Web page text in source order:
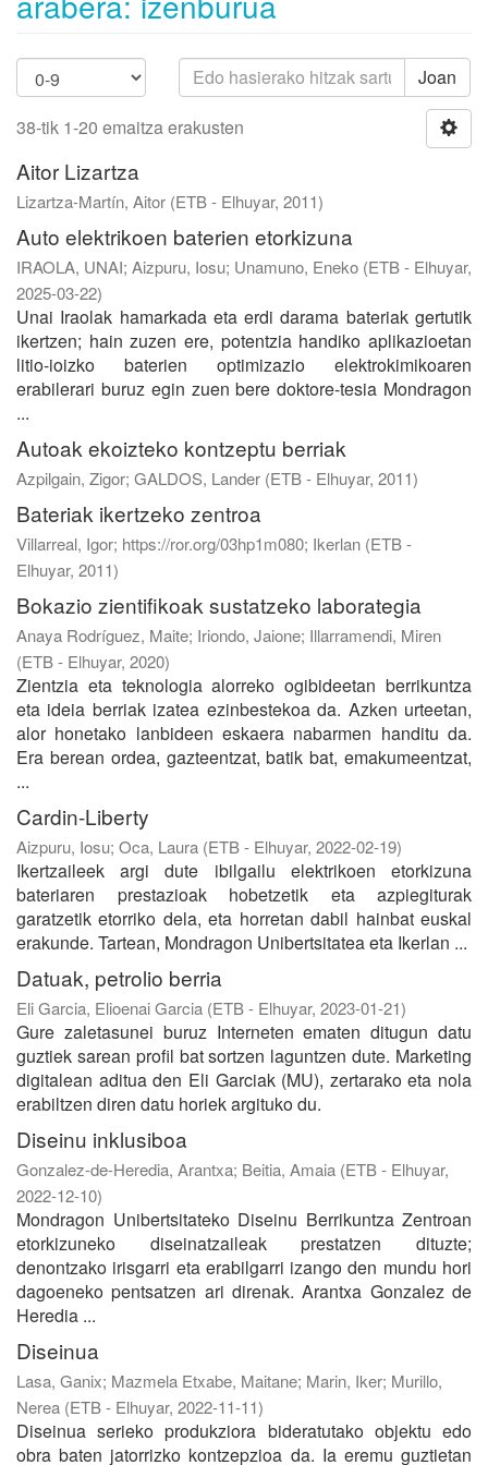
Joan
38-tik 1-20 emaitza erakusten
Aitor Lizartza
Lizartza-Martín, Aitor (ETB - Elhuyar, 2011)
Auto elektrikoen baterien etorkizuna
IRAOLA, UNAI; Aizpuru, Iosu; Unamuno, Eneko (ETB - Elhuyar,
2025-03-22)
Unai Iraolak hamarkada eta erdi darama bateriak gertutik
ikertzen; hain zuzen ere, potentzia handiko aplikazioetan
litio-ioizko baterien optimizazio elektrokimikoaren
erabilerari buruz egin zuen bere doktore-tesia Mondragon
...
Autoak ekoizteko kontzeptu berriak
Azpilgain, Zigor; GALDOS, Lander (ETB - Elhuyar, 2011)
Bateriak ikertzeko zentroa
Villarreal, Igor; https://ror.org/03hp1m080; Ikerlan (ETB -
Elhuyar, 2011)
Bokazio zientifikoak sustatzeko laborategia
Anaya Rodríguez, Maite; Iriondo, Jaione; Illarramendi, Miren
(ETB - Elhuyar, 2020)
Zientzia eta teknologia alorreko ogibideetan berrikuntza
eta ideia berriak izatea ezinbestekoa da. Azken urteetan,
alor honetako lanbideen eskaera nabarmen handitu da.
Era berean ordea, gazteentzat, batik bat, emakumeentzat,
...
Cardin-Liberty
Aizpuru, Iosu; Oca, Laura (ETB - Elhuyar, 2022-02-19)
Ikertzaileek argi dute ibilgailu elektrikoen etorkizuna
bateriaren prestazioak hobetzetik eta azpiegiturak
garatzetik etorriko dela, eta horretan dabil hainbat euskal
erakunde. Tartean, Mondragon Unibertsitatea eta Ikerlan ...
Datuak, petrolio berria
Eli Garcia, Elioenai Garcia (ETB - Elhuyar, 2023-01-21)
Gure zaletasunei buruz Interneten ematen ditugun datu
guztiek sarean profil bat sortzen laguntzen dute. Marketing
digitalean aditua den Eli Garciak (MU), zertarako eta nola
erabiltzen diren datu horiek argituko du.
Diseinu inklusiboa
Gonzalez-de-Heredia, Arantxa; Beitia, Amaia (ETB - Elhuyar,
2022-12-10)
Mondragon Unibertsitateko Diseinu Berrikuntza Zentroan
etorkizuneko diseinatzaileak prestatzen dituzte;
denontzako irisgarri eta erabilgarri izango den mundu hori
dagoeneko pentsatzen ari direnak. Arantxa Gonzalez de
Heredia ...
Diseinua
Lasa, Ganix; Mazmela Etxabe, Maitane; Marin, Iker; Murillo,
Nerea (ETB - Elhuyar, 2022-11-11)
Diseinua serieko produkziora bideratutako objektu edo
obra baten jatorrizko kontzepzioa da. Ia eremu guztietan